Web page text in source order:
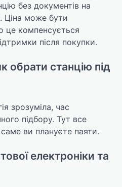
без документів на
Ціна може бути
це компенсується
після покупки.
обрати станцію під
зрозуміла, час
підбору. Тут все
ви плануєте паяти.
електроніки та